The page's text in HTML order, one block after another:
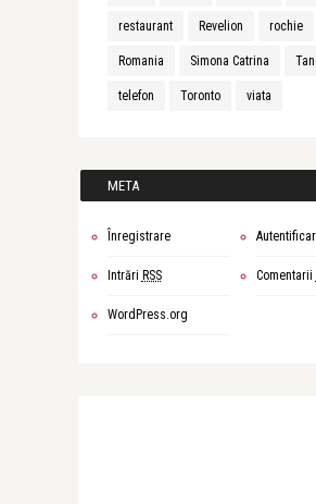
restaurant Revelion rochie
Romania Simona Catrina
telefon Toronto viata
META
Înregistrare
Intrări RSS Comentarii
WordPress.org